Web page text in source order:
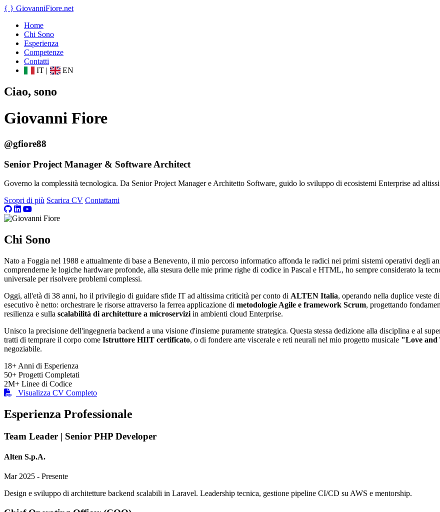
{ } GiovanniFiore.net
Home
Chi Sono
Esperienza
Competenze
Contatti
IT | EN
Ciao, sono
Giovanni Fiore
@gfiore88
Senior Project Manager & Software Architect
Governo la complessità tecnologica. Da Senior Project Manager e Architetto Software, guido lo sviluppo di ecosistemi Enterprise ad
Scopri di più Scarica CV Contattami
Chi Sono
Nato a Foggia nel 1988 e attualmente di base a Benevento, il mio percorso informatico affonda le radici nei primi sistemi operativi degli
comprenderne le logiche hardware profonde, alla stesura delle mie prime righe di codice in Pascal e HTML, ho sempre considerato la
universale per risolvere problemi complessi.
Oggi, all'età di 38 anni, ho il privilegio di guidare sfide IT ad altissima criticità per conto di ALTEN Italia, operando nella duplice veste di
esecutivo è netto: orchestrare le risorse attraverso la ferrea applicazione di metodologie Agile e framework Scrum, progettando
resilienza e sulla scalabilità di architetture a microservizi in ambienti cloud Enterprise.
Unisco la precisione dell'ingegneria backend a una visione d'insieme puramente strategica. Questa stessa dedizione alla disciplina e al
tratti di temprare il corpo come Istruttore HIIT certificato, o di fondere arte viscerale e reti neurali nel mio progetto musicale "Love and
negoziabile.
18+ Anni di Esperienza
50+ Progetti Completati
2M+ Linee di Codice
Visualizza CV Completo
Esperienza Professionale
Team Leader | Senior PHP Developer
Alten S.p.A.
Mar 2025 - Presente
Design e sviluppo di architetture backend scalabili in Laravel. Leadership tecnica, gestione pipeline CI/CD su AWS e mentorship.